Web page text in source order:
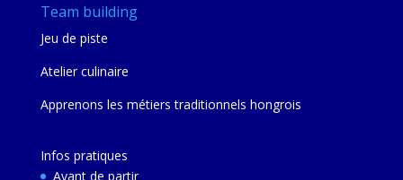
Team building
Jeu de piste
Atelier culinaire
Apprenons les métiers traditionnels hongrois
Infos pratiques
Avant de partir